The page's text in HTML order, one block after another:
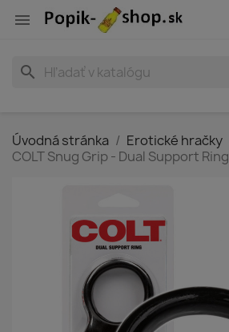

search
Úvodná stránka Erotické hračky
COLT Snug Grip - Dual Support Ring